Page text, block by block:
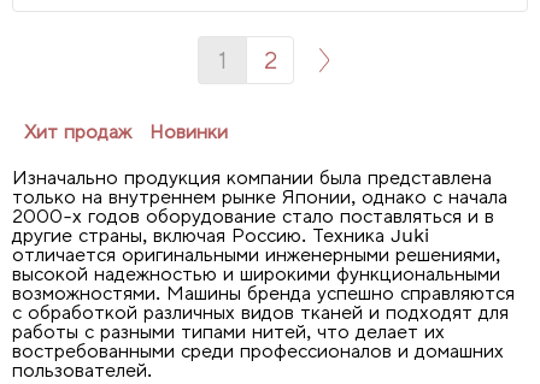
1 2
Хит продаж
Новинки
Изначально продукция компании была представлена
только на внутреннем рынке Японии, однако с начала
2000-х годов оборудование стало поставляться и в
другие страны, включая Россию. Техника Juki
отличается оригинальными инженерными решениями,
высокой надежностью и широкими функциональными
возможностями. Машины бренда успешно справляются
с обработкой различных видов тканей и подходят для
работы с разными типами нитей, что делает их
востребованными среди профессионалов и домашних
пользователей.